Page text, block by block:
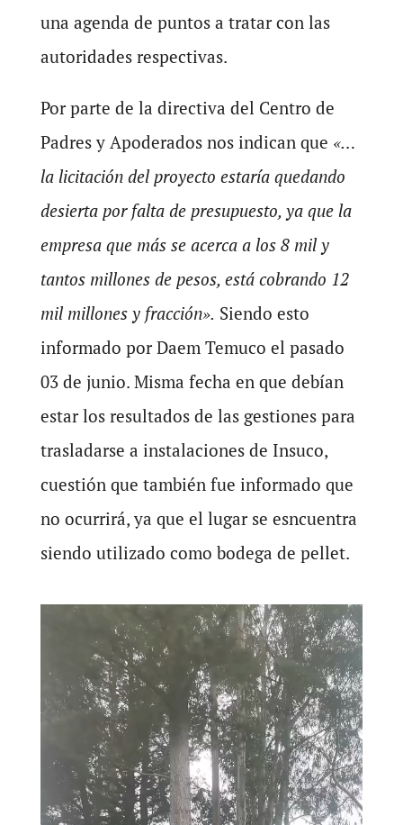
una agenda de puntos a tratar con las
autoridades respectivas.
Por parte de la directiva del Centro de
Padres y Apoderados nos indican que «…
la licitación del proyecto estaría quedando
desierta por falta de presupuesto, ya que la
empresa que más se acerca a los 8 mil y
tantos millones de pesos, está cobrando 12
mil millones y fracción». Siendo esto
informado por Daem Temuco el pasado
03 de junio. Misma fecha en que debían
estar los resultados de las gestiones para
trasladarse a instalaciones de Insuco,
cuestión que también fue informado que
no ocurrirá, ya que el lugar se esncuentra
siendo utilizado como bodega de pellet.